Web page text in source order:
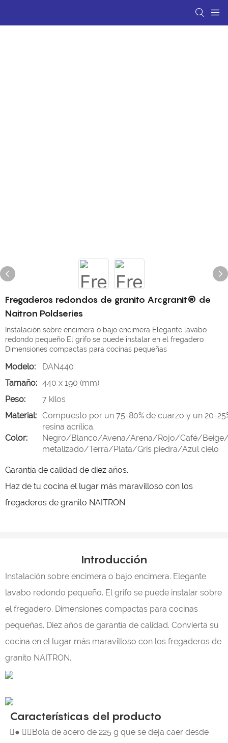
Fregaderos redondos de granito Arcgranit® de
Naitron Poldseries
Instalación sobre encimera o bajo encimera Elegante lavabo
redondo pequeño El grifo se puede instalar en el fregadero
Dimensiones compactas para cocinas pequeñas
Garantía de calidad de diez años.
Haz de tu cocina el lugar más maravilloso con los
fregaderos de granito NAITRON
Modelo:
DAN440
Tamaño: 440 x 190 (mm)
Peso:
7 kilos
Material: Compuesto por un 75-80% de cuarzo y un 20-
resina acrílica.
Color:
Negro/Blanco/Avena/Arena/Rojo/Café/
metalizado/Terra/Plata/Gris piedra/Azul cielo
Introducción
Instalación sobre encimera o bajo encimera. Elegante
lavabo redondo pequeño. El grifo se puede instalar sobre
el fregadero. Dimensiones compactas para cocinas
pequeñas. Diez años de garantía de calidad. Convierta su
cocina en el lugar más maravilloso con los fregaderos de
granito NAITRON.
Características del producto
● Bola de acero de 225 g que se deja caer desde